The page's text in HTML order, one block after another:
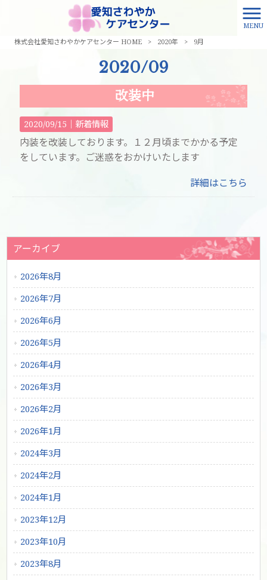
MENU
株式会社愛知さわやかケアセンター HOME > 2020年 > 9月
2020/09
改装中
2020/09/15｜ 新着情報
内装を改装しております。１２月頃までかかる予定
をしています。ご迷惑をおかけいたします
詳細はこちら
アーカイブ
2026年8月
2026年7月
2026年6月
2026年5月
2026年4月
2026年3月
2026年2月
2026年1月
2024年3月
2024年2月
2024年1月
2023年12月
2023年10月
2023年8月